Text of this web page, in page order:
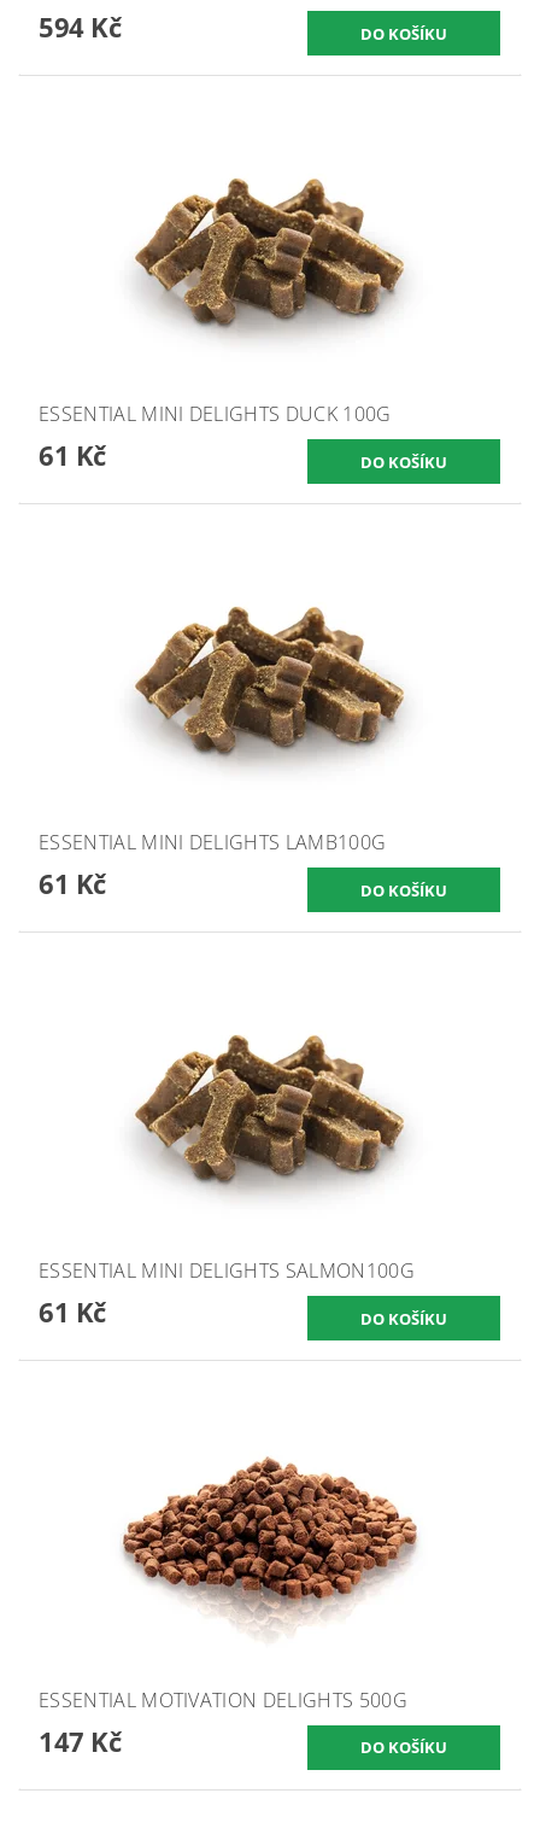
594 Kč
ESSENTIAL MINI DELIGHTS DUCK 100G
61 Kč
ESSENTIAL MINI DELIGHTS LAMB100G
61 Kč
ESSENTIAL MINI DELIGHTS SALMON100G
61 Kč
ESSENTIAL MOTIVATION DELIGHTS 500G
147 Kč